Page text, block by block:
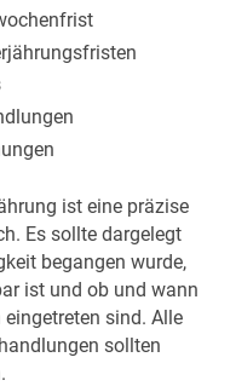
ist eine präzise
Es sollte dargelegt
begangen wurde,
ist und ob und wann
sind. Alle
sollten